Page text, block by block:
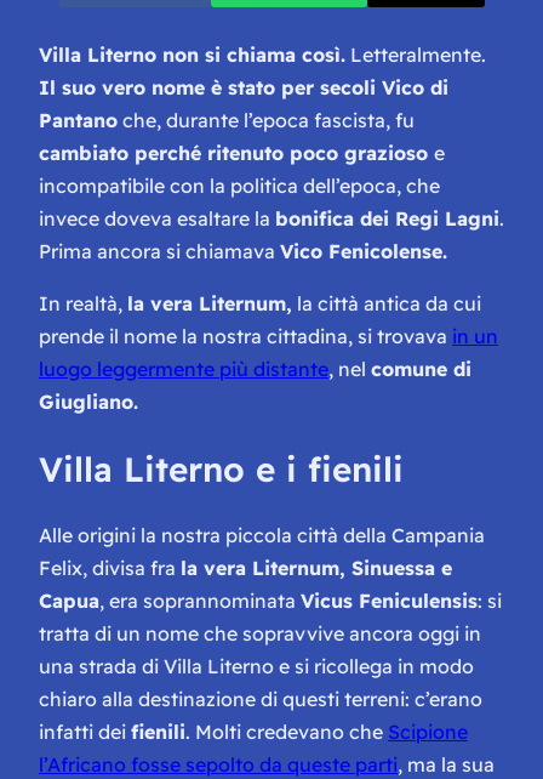
Villa Literno non si chiama così. Letteralmente.
Il suo vero nome è stato per secoli Vico di
Pantano che, durante l’epoca fascista, fu
cambiato perché ritenuto poco grazioso e
incompatibile con la politica dell’epoca, che
invece doveva esaltare la bonifica dei Regi Lagni.
Prima ancora si chiamava Vico Fenicolense.
In realtà, la vera Liternum, la città antica da cui
prende il nome la nostra cittadina, si trovava in un
luogo leggermente più distante, nel comune di
Giugliano.
Villa Literno e i fienili
Alle origini la nostra piccola città della Campania
Felix, divisa fra la vera Liternum, Sinuessa e
Capua, era soprannominata Vicus Feniculensis: si
tratta di un nome che sopravvive ancora oggi in
una strada di Villa Literno e si ricollega in modo
chiaro alla destinazione di questi terreni: c’erano
infatti dei fienili. Molti credevano che Scipione
l’Africano fosse sepolto da queste parti, ma la sua